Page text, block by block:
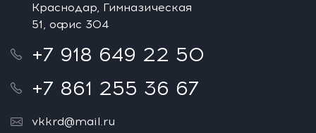
Краснодар, Гимназическая
51, офис 304
+7 918 649 22 50
+7 861 255 36 67
vkkrd@mail.ru